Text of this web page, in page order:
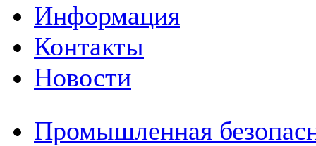
Информация
Контакты
Новости
Промышленная